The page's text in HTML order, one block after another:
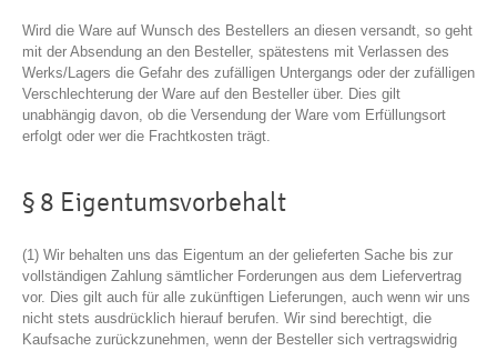
Wird die Ware auf Wunsch des Bestellers an diesen versandt, so geht
mit der Absendung an den Besteller, spätestens mit Verlassen des
Werks/Lagers die Gefahr des zufälligen Untergangs oder der zufälligen
Verschlechterung der Ware auf den Besteller über. Dies gilt
unabhängig davon, ob die Versendung der Ware vom Erfüllungsort
erfolgt oder wer die Frachtkosten trägt.
§ 8 Eigentumsvorbehalt
(1) Wir behalten uns das Eigentum an der gelieferten Sache bis zur
vollständigen Zahlung sämtlicher Forderungen aus dem Liefervertrag
vor. Dies gilt auch für alle zukünftigen Lieferungen, auch wenn wir uns
nicht stets ausdrücklich hierauf berufen. Wir sind berechtigt, die
Kaufsache zurückzunehmen, wenn der Besteller sich vertragswidrig